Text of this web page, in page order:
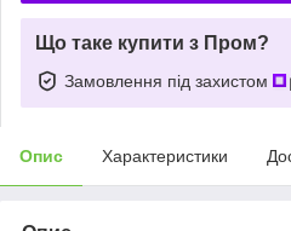
Що таке купити з Пром?
Замовлення під захистом
Опис Характеристики